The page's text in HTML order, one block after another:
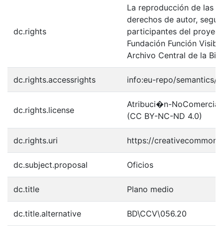
dc.rights
La reproducción de las
derechos de autor,
participantes del
Fundación Función
Archivo Central de la
dc.rights.accessrights info:eu-repo/semantics/
dc.rights.license
Atribuci�n-
(CC BY-NC-ND 4.0)
dc.rights.uri https://
dc.subject.proposal Oficios
dc.title Plano medio
dc.title.alternative BD\CCV\056.20